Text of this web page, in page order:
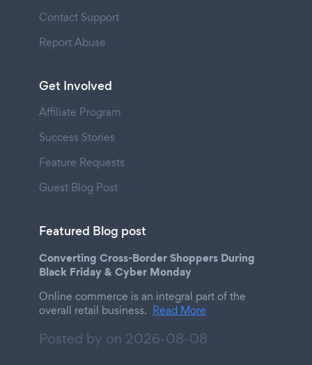
Contact Support
Report Abuse
Get Involved
Affiliate Program
Success Stories
Feature Requests
Guest Blog Post
Featured Blog post
Converting Cross-Border Shoppers During
Black Friday & Cyber Monday
Online commerce is an integral part of the
overall retail business. Read More
Posted by on 2026-08-08